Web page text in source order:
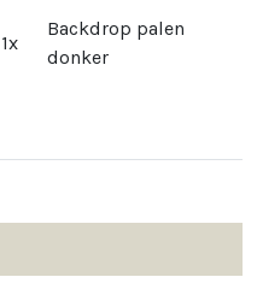
1x
Backdrop palen
donker